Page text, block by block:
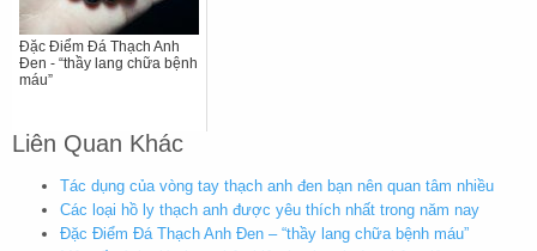
Đặc Điểm Đá Thạch Anh
Đen - “thầy lang chữa bệnh
máu”
Liên Quan Khác
Tác dụng của vòng tay thạch anh đen bạn nên quan tâm nhiều
Các loại hồ ly thạch anh được yêu thích nhất trong năm nay
Đặc Điểm Đá Thạch Anh Đen – “thầy lang chữa bệnh máu”